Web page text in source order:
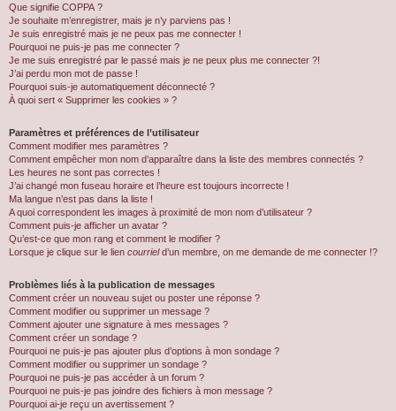
Que signifie COPPA ?
Je souhaite m’enregistrer, mais je n’y parviens pas !
Je suis enregistré mais je ne peux pas me connecter !
Pourquoi ne puis-je pas me connecter ?
Je me suis enregistré par le passé mais je ne peux plus me connecter ?!
J’ai perdu mon mot de passe !
Pourquoi suis-je automatiquement déconnecté ?
À quoi sert « Supprimer les cookies » ?
Paramètres et préférences de l’utilisateur
Comment modifier mes paramètres ?
Comment empêcher mon nom d’apparaître dans la liste des membres connectés ?
Les heures ne sont pas correctes !
J’ai changé mon fuseau horaire et l’heure est toujours incorrecte !
Ma langue n’est pas dans la liste !
A quoi correspondent les images à proximité de mon nom d’utilisateur ?
Comment puis-je afficher un avatar ?
Qu’est-ce que mon rang et comment le modifier ?
Lorsque je clique sur le lien courrield’un membre, on me demande de me connecter !?
Problèmes liés à la publication de messages
Comment créer un nouveau sujet ou poster une réponse ?
Comment modifier ou supprimer un message ?
Comment ajouter une signature à mes messages ?
Comment créer un sondage ?
Pourquoi ne puis-je pas ajouter plus d’options à mon sondage ?
Comment modifier ou supprimer un sondage ?
Pourquoi ne puis-je pas accéder à un forum ?
Pourquoi ne puis-je pas joindre des fichiers à mon message ?
Pourquoi ai-je reçu un avertissement ?